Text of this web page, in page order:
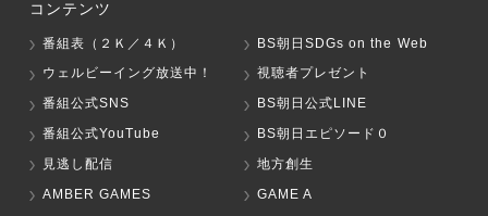
コンテンツ
番組表（２Ｋ／４Ｋ）
BS朝日SDGs on the Web
ウェルビーイング放送中！
視聴者プレゼント
番組公式SNS
BS朝日公式LINE
番組公式YouTube
BS朝日エピソード０
見逃し配信
地方創生
AMBER GAMES
GAME A